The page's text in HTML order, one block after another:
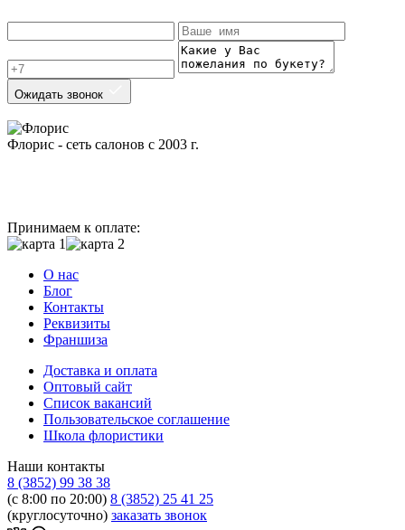
Ожидать звонок
Флорис - сеть салонов с 2003 г.
Принимаем к оплате:
О нас
Блог
Контакты
Реквизиты
Франшиза
Доставка и оплата
Оптовый сайт
Список вакансий
Пользовательское соглашение
Школа флористики
Наши контакты
8 (3852) 99 38 38
(с 8:00 по 20:00) 8 (3852) 25 41 25
(круглосуточно) заказать звонок